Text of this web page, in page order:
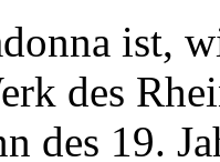
ist,
des
des 19.